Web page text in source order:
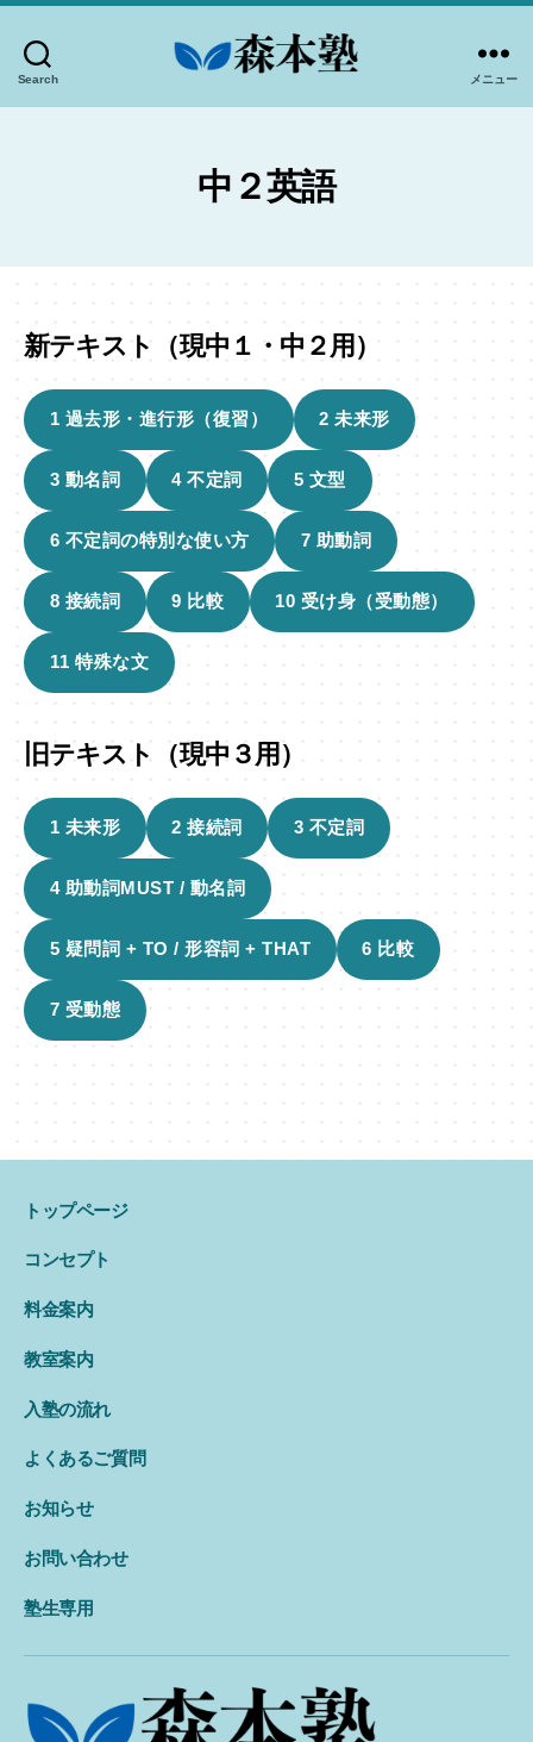
Search
市
個
導-
森
本
塾
メニュー
中２英語
新テキスト（現中１・中２用）
1 過去形・進行形（復習） 2 未来形
3 動名詞 4 不定詞 5 文型
6 不定詞の特別な使い方 7 助動詞
8 接続詞 9 比較 10 受け身（受動態）
11 特殊な文
旧テキスト（現中３用）
1 未来形 2 接続詞 3 不定詞
4 助動詞MUST / 動名詞
5 疑問詞 + TO / 形容詞 + THAT 6 比較
7 受動態
トップページ
コンセプト
料金案内
教室案内
入塾の流れ
よくあるご質問
お知らせ
お問い合わせ
塾生専用